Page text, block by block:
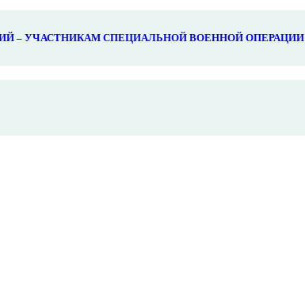
– УЧАСТНИКАМ СПЕЦИАЛЬНОЙ ВОЕННОЙ ОПЕРАЦИИ